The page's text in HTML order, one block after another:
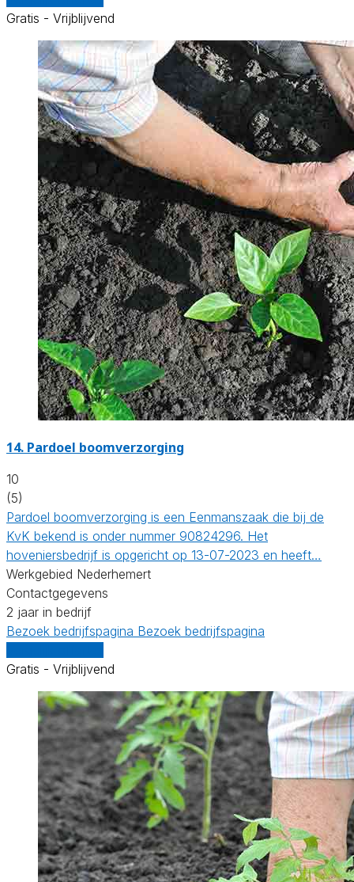
Gratis - Vrijblijvend
14. Pardoel boomverzorging
10
(5)
Pardoel boomverzorging is een Eenmanszaak die bij de
KvK bekend is onder nummer 90824296. Het
hoveniersbedrijf is opgericht op 13-07-2023 en heeft…
Werkgebied Nederhemert
Contactgegevens
2 jaar in bedrijf
Bezoek bedrijfspagina Bezoek bedrijfspagina
Gratis - Vrijblijvend